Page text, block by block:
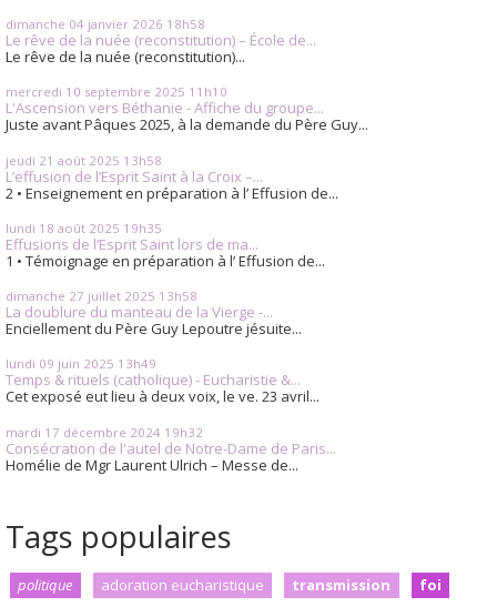
dimanche 04 janvier 2026 18h58
Le rêve de la nuée (reconstitution) – École de...
Le rêve de la nuée (reconstitution)...
mercredi 10 septembre 2025 11h10
L'Ascension vers Béthanie - Affiche du groupe...
Juste avant Pâques 2025, à la demande du Père Guy...
jeudi 21 août 2025 13h58
L’effusion de l’Esprit Saint à la Croix –...
2 • Enseignement en préparation à l’ Effusion de...
lundi 18 août 2025 19h35
Effusions de l’Esprit Saint lors de ma...
1 • Témoignage en préparation à l’ Effusion de...
dimanche 27 juillet 2025 13h58
La doublure du manteau de la Vierge -...
Enciellement du Père Guy Lepoutre jésuite...
lundi 09 juin 2025 13h49
Temps & rituels (catholique) - Eucharistie &...
Cet exposé eut lieu à deux voix, le ve. 23 avril...
mardi 17 décembre 2024 19h32
Consécration de l'autel de Notre-Dame de Paris...
Homélie de Mgr Laurent Ulrich – Messe de...
Tags populaires
politique adoration eucharistique transmission
foi